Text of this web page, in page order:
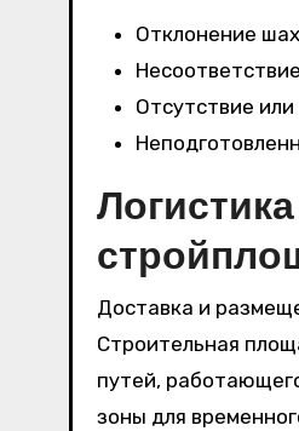
Отклонение
Отсутствие
Доставка и
Строительная
путей,
зоны для